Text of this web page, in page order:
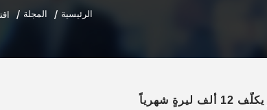
الرئيسية المجلة
شهرياً